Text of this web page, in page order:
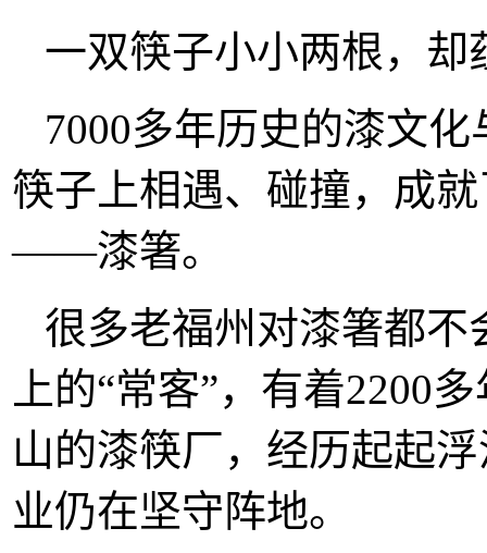
一双筷子小小两根，却
7000多年历史的漆文
筷子上相遇、碰撞，成
——漆箸。
很多老福州对漆箸都
上的“常客”，有着2200
山的漆筷厂，经历起起
业仍在坚守阵地。